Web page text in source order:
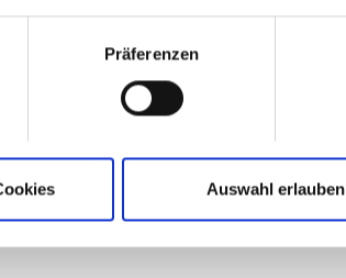
Präferenzen
Auswahl erlauben